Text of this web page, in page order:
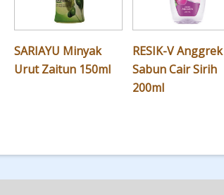
SARIAYU Minyak
Urut Zaitun 150ml
RESIK-V Anggrek
Sabun Cair Sirih
200ml